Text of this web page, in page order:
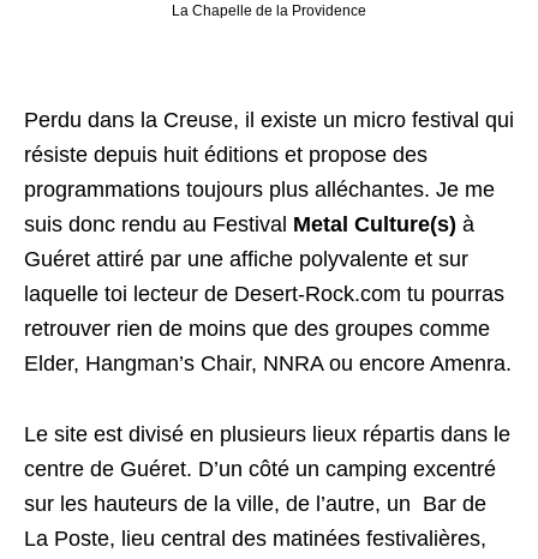
La Chapelle de la Providence
Perdu dans la Creuse, il existe un micro festival qui
résiste depuis huit éditions et propose des
programmations toujours plus alléchantes. Je me
suis donc rendu au Festival Metal Culture(s) à
Guéret attiré par une affiche polyvalente et sur
laquelle toi lecteur de Desert-Rock.com tu pourras
retrouver rien de moins que des groupes comme
Elder, Hangman’s Chair, NNRA ou encore Amenra.
Le site est divisé en plusieurs lieux répartis dans le
centre de Guéret. D’un côté un camping excentré
sur les hauteurs de la ville, de l’autre, un Bar de
La Poste, lieu central des matinées festivalières,